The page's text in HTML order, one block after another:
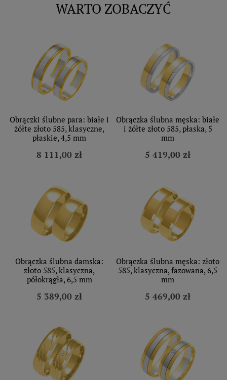
WARTO ZOBACZYĆ
Obrączki ślubne para: białe i
żółte złoto 585, klasyczne,
płaskie, 4,5 mm
8 111,00 zł
Obrączka ślubna męska: białe
i żółte złoto 585, płaska, 5
mm
5 419,00 zł
Obrączka ślubna damska:
złoto 585, klasyczna,
półokrągła, 6,5 mm
5 389,00 zł
Obrączka ślubna męska: złoto
585, klasyczna, fazowana, 6,5
mm
5 469,00 zł